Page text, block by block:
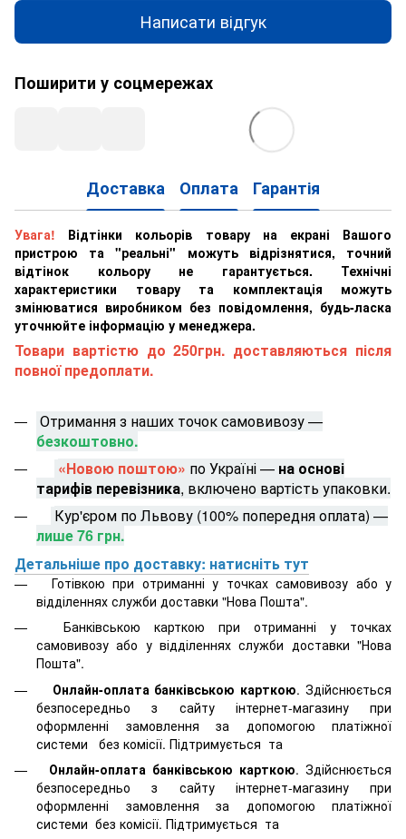
Написати відгук
Поширити у соцмережах
Доставка Оплата Гарантія
Увага! Відтінки кольорів товару на екрані Вашого
пристрою та "реальні" можуть відрізнятися, точний
відтінок кольору не гарантується. Технічні
характеристики товару та комплектація можуть
змінюватися виробником без повідомлення, будь-ласка
уточнюйте інформацію у менеджера.
Товари вартістю до 250грн. доставляються після
повної предоплати.
Отримання з наших точок самовивозу —
безкоштовно.
«Новою поштою» по Україні — на основі
тарифів перевізника, включено вартість упаковки.
Кур'єром по Львову (100% попередня оплата) —
лише 76 грн.
Детальніше про доставку: натисніть тут
Готівкою при отриманні у точках самовивозу або у
відділеннях служби доставки "Нова Пошта".
Банківською карткою при отриманні у точках
самовивозу або у відділеннях служби доставки "Нова
Пошта".
Онлайн-оплата банківською карткою. Здійснюється
безпосередньо з сайту інтернет-магазину при
оформленні замовлення за допомогою платіжної
системи
без комісії. Підтримується та
Онлайн-оплата банківською карткою. Здійснюється
безпосередньо з сайту інтернет-магазину при
оформленні замовлення за допомогою платіжної
системи без комісії. Підтримується та